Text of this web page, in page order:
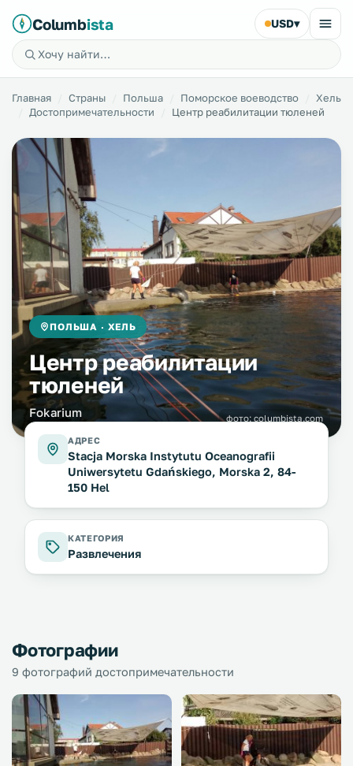
Columbista USD▾
Главная Страны Польша Поморское воеводство
Хель
Достопримечательности
Центр реабилитации тюленей
ПОЛЬША · ХЕЛЬ
Центр реабилитации
тюленей
Fokarium фото: columbista.com
АДРЕС
Stacja Morska Instytutu Oceanografii
Uniwersytetu Gdańskiego, Morska 2, 84-
150 Hel
КАТЕГОРИЯ
Развлечения
Фотографии
9 фотографий достопримечательности